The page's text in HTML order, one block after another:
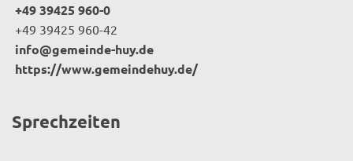
+49 39425 960-0
+49 39425 960-42
info@gemeinde-huy.de
https://www.gemeindehuy.de/
Sprechzeiten